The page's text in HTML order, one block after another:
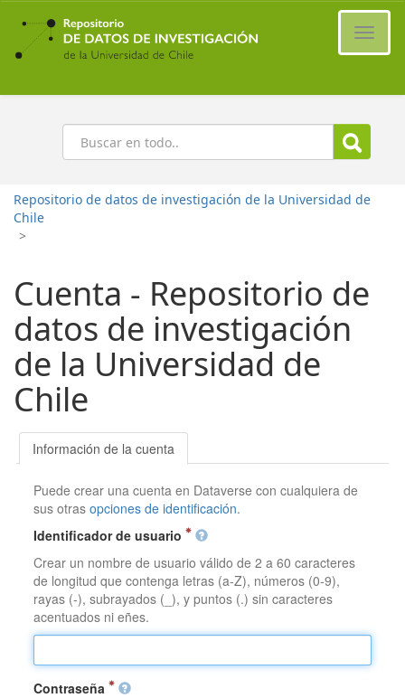
Ir
contenido
principal
Buscar
Repositorio de datos de investigación de la Universidad de
Chile
>
Cuenta - Repositorio de
datos de investigación
de la Universidad de
Chile
Información de la cuenta
Puede crear una cuenta en Dataverse con cualquiera de
sus otrasopciones de identificación.
Identificador de usuario
Crear un nombre de usuario válido de 2 a 60 caracteres
de longitud que contenga letras (a-Z), números (0-9),
rayas (-), subrayados (_), y puntos (.) sin caracteres
acentuados ni eñes.
Contraseña